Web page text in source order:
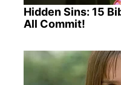
Hidden Sins: 15
All Commit!